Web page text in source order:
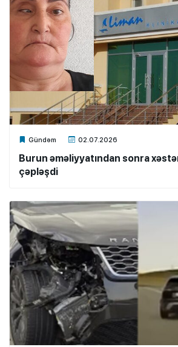
Gündəm 02.07.2026
Xalq.Online
Burun əməliyyatından sonra
çəpləşdi